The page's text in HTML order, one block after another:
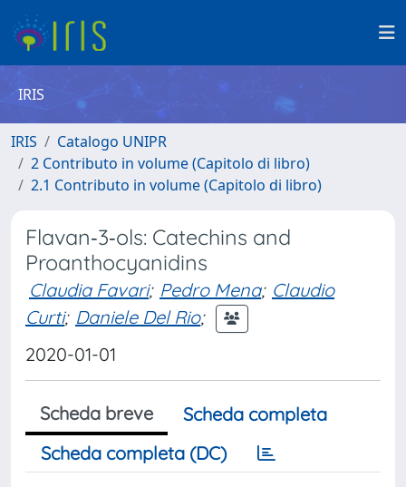
IRIS
IRIS
Catalogo UNIPR
2 Contributo in volume (Capitolo di libro)
2.1 Contributo in volume (Capitolo di libro)
Flavan‐3‐ols: Catechins and
Proanthocyanidins
Claudia Favari; Pedro Mena; Claudio
Curti; Daniele Del Rio;
2020-01-01
Scheda breve
Scheda completa
Scheda completa (DC)